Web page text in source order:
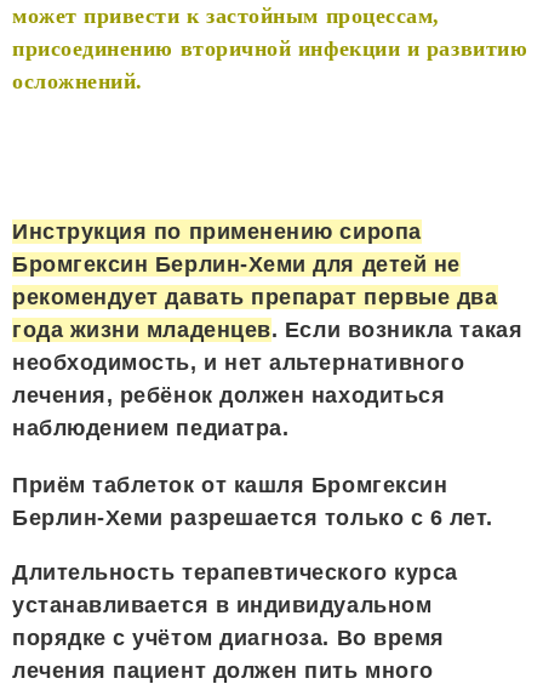
может привести к застойным процессам,
присоединению вторичной инфекции и развитию
осложнений.
Инструкция по применению сиропа
Бромгексин Берлин-Хеми для детей не
рекомендует давать препарат первые два
года жизни младенцев. Если возникла такая
необходимость, и нет альтернативного
лечения, ребёнок должен находиться
наблюдением педиатра.
Приём таблеток от кашля Бромгексин
Берлин-Хеми разрешается только с 6 лет.
Длительность терапевтического курса
устанавливается в индивидуальном
порядке с учётом диагноза. Во время
лечения пациент должен пить много